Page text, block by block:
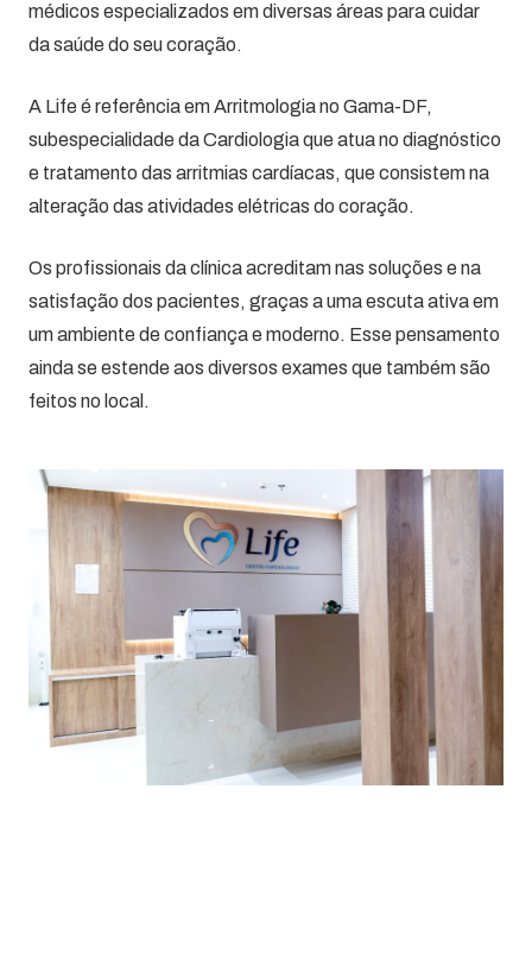
médicos especializados em diversas áreas para cuidar
da saúde do seu coração.
A Life é referência em Arritmologia no Gama-DF,
subespecialidade da Cardiologia que atua no diagnóstico
e tratamento das arritmias cardíacas, que consistem na
alteração das atividades elétricas do coração.
Os profissionais da clínica acreditam nas soluções e na
satisfação dos pacientes, graças a uma escuta ativa em
um ambiente de confiança e moderno. Esse pensamento
ainda se estende aos diversos exames que também são
feitos no local.